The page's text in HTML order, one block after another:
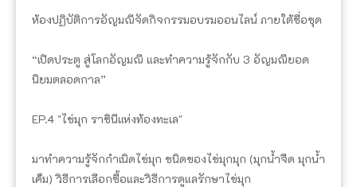
ห้องปฏิบัติการอัญมณีจัดกิจกรรมอบรมออนไลน์ ภายใต้ชื่อชุด
“เปิดประตู สู่โลกอัญมณี และทำความรู้จักกับ 3 อัญมณียอด
นิยมตลอดกาล”
EP.4 "ไข่มุก ราชินีแห่งท้องทะเล"
มาทำความรู้จักกำเนิดไข่มุก ชนิดของไข่มุกมุก (มุกน้ำจืด มุกน้ำ
เค็ม) วิธีการเลือกซื้อและวิธีการดูแลรักษาไข่มุก